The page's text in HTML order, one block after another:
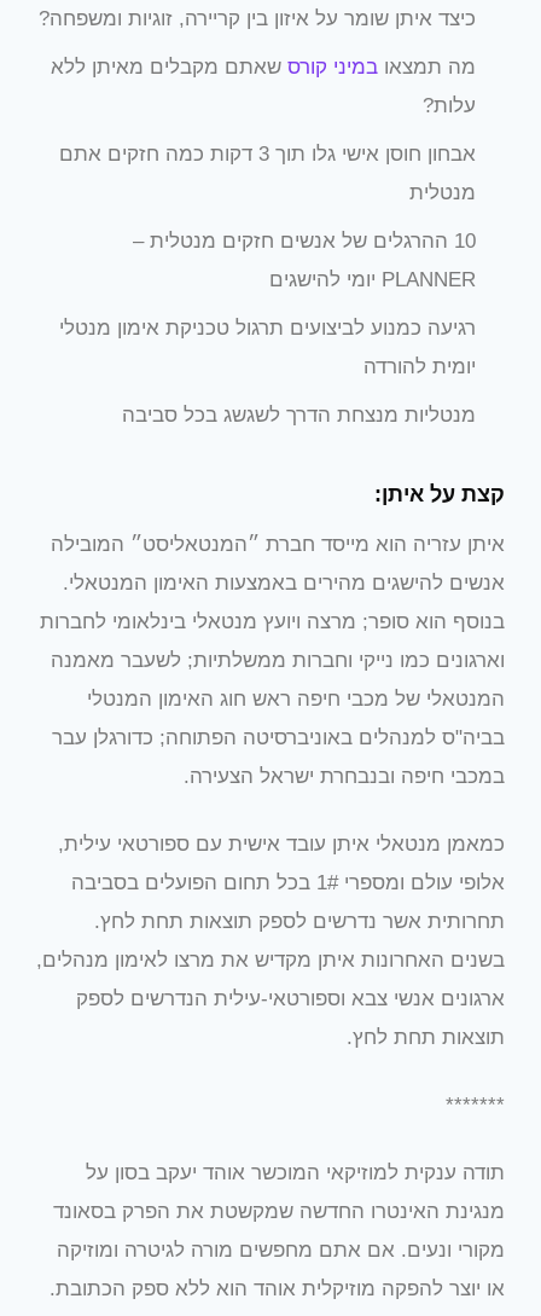
כיצד איתן שומר על איזון בין קריירה, זוגיות ומשפחה?
מה תמצאו במיני קורס שאתם מקבלים מאיתן ללא
עלות?
אבחון חוסן אישי גלו תוך 3 דקות כמה חזקים אתם
מנטלית
10 ההרגלים של אנשים חזקים מנטלית –
PLANNER יומי להישגים
רגיעה כמנוע לביצועים תרגול טכניקת אימון מנטלי
יומית להורדה
מנטליות מנצחת הדרך לשגשג בכל סביבה
קצת על איתן:
איתן עזריה הוא ‎מייסד חברת ״המנטאליסט״ המובילה
אנשים להישגים מהירים באמצעות האימון המנטאלי.
בנוסף הוא סופר; מרצה ויועץ מנטאלי בינלאומי לחברות
וארגונים כמו נייקי וחברות ממשלתיות; לשעבר מאמנה
המנטאלי של מכבי חיפה ראש חוג האימון המנטלי
בביה"ס למנהלים באוניברסיטה הפתוחה; כדורגלן עבר
במכבי חיפה ובנבחרת ישראל הצעירה.
כמאמן מנטאלי איתן עובד אישית עם ספורטאי עילית,
אלופי עולם ומספרי 1# בכל תחום הפועלים בסביבה
תחרותית אשר נדרשים לספק תוצאות תחת לחץ.
בשנים האחרונות איתן מקדיש את מרצו לאימון מנהלים,
ארגונים אנשי צבא וספורטאי-עילית הנדרשים לספק
תוצאות תחת לחץ.
*******
תודה ענקית למוזיקאי המוכשר אוהד יעקב בסון על
מנגינת האינטרו החדשה שמקשטת את הפרק בסאונד
מקורי ונעים. אם אתם מחפשים מורה לגיטרה ומוזיקה
או יוצר להפקה מוזיקלית אוהד הוא ללא ספק הכתובת.